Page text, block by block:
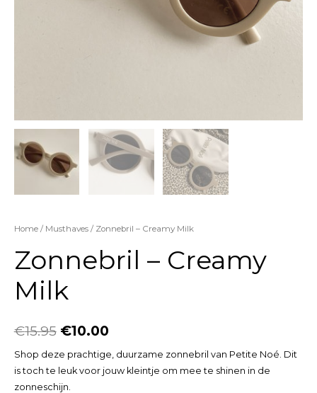
Home/ Musthaves/ Zonnebril – Creamy Milk
Zonnebril – Creamy
Milk
€15.95 €10.00
Shop deze prachtige, duurzame zonnebril van Petite Noé. Dit
is toch te leuk voor jouw kleintje om mee te shinen in de
zonneschijn.